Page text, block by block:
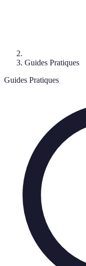
Guides Pratiques
Guides Pratiques